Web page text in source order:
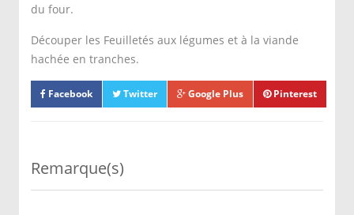
du four.
Découper les Feuilletés aux légumes et à la viande
hachée en tranches.
Facebook Twitter Google Plus Pinterest
Remarque(s)